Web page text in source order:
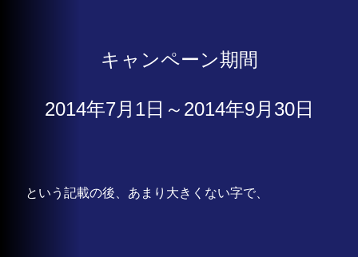
キャンペーン期間
2014年7月1日～2014年9月30日
という記載の後、あまり大きくない字で、